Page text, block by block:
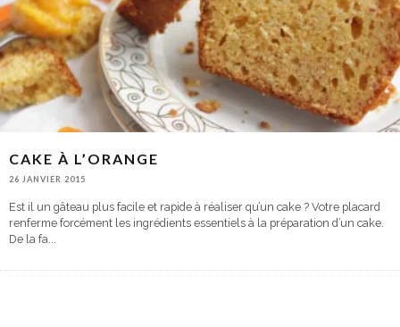
CAKE À L’ORANGE
26 JANVIER 2015
Est il un gâteau plus facile et rapide à réaliser qu’un cake ? Votre placard
renferme forcément les ingrédients essentiels à la préparation d’un cake.
De la fa